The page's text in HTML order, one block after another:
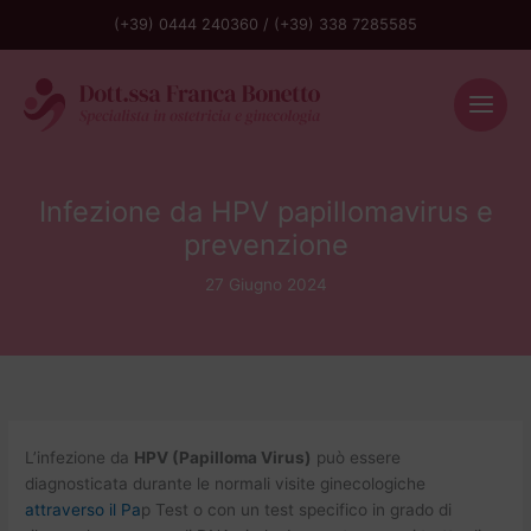
(+39) 0444 240360 / (+39) 338 7285585
Infezione da HPV papillomavirus e
prevenzione
27 Giugno 2024
L’infezione da HPV (Papilloma Virus) può essere
diagnosticata durante le normali visite ginecologiche
attraverso il Pap Test o con un test specifico in grado di